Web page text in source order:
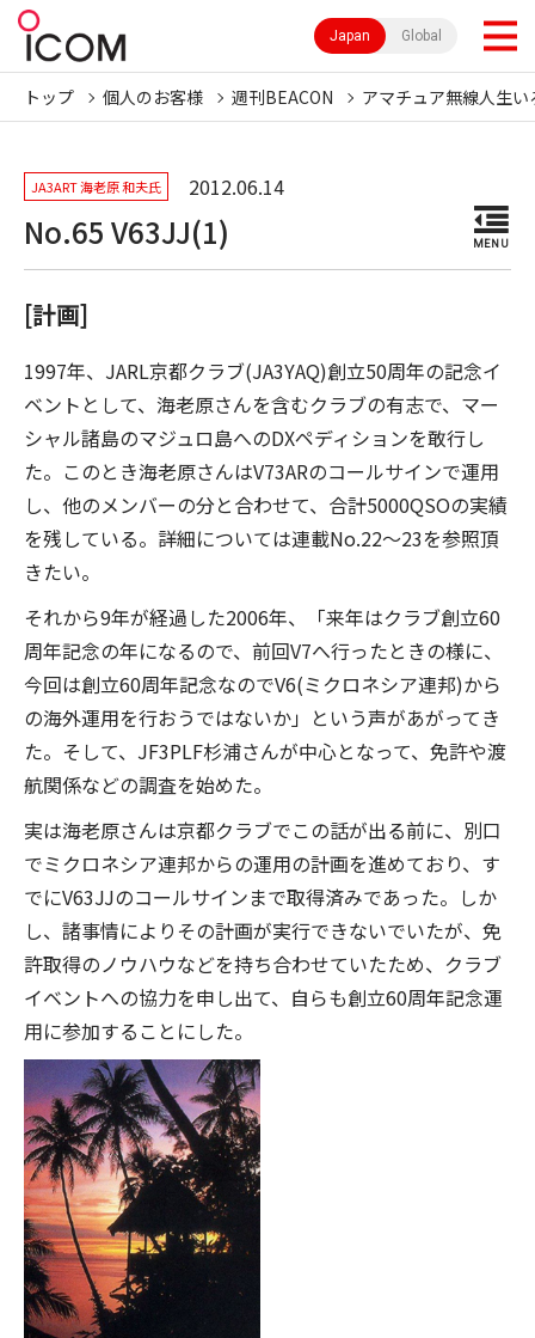
Japan Global
トップ 個人のお客様 週刊BEACON アマチュア無線人生い
JA3ART 海老原 和夫氏 2012.06.14
No.65 V63JJ(1) MENU
[計画]
1997年、JARL京都クラブ(JA3YAQ)創立50周年の記念イ
ベントとして、海老原さんを含むクラブの有志で、マー
シャル諸島のマジュロ島へのDXペディションを敢行し
た。このとき海老原さんはV73ARのコールサインで運用
し、他のメンバーの分と合わせて、合計5000QSOの実績
を残している。詳細については連載No.22〜23を参照頂
きたい。
それから9年が経過した2006年、「来年はクラブ創立60
周年記念の年になるので、前回V7へ行ったときの様に、
今回は創立60周年記念なのでV6(ミクロネシア連邦)から
の海外運用を行おうではないか」という声があがってき
た。そして、JF3PLF杉浦さんが中心となって、免許や渡
航関係などの調査を始めた。
実は海老原さんは京都クラブでこの話が出る前に、別口
でミクロネシア連邦からの運用の計画を進めており、す
でにV63JJのコールサインまで取得済みであった。しか
し、諸事情によりその計画が実行できないでいたが、免
許取得のノウハウなどを持ち合わせていたため、クラブ
イベントへの協力を申し出て、自らも創立60周年記念運
用に参加することにした。